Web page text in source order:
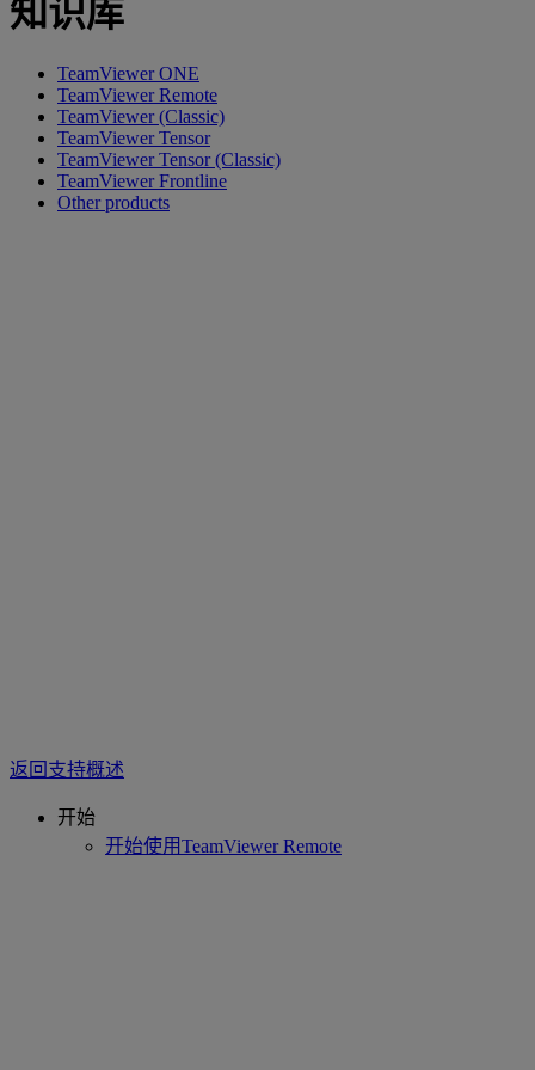
知识库
TeamViewer ONE
TeamViewer Remote
TeamViewer (Classic)
TeamViewer Tensor
TeamViewer Tensor (Classic)
TeamViewer Frontline
Other products
返回支持概述
开始
开始使用TeamViewer Remote